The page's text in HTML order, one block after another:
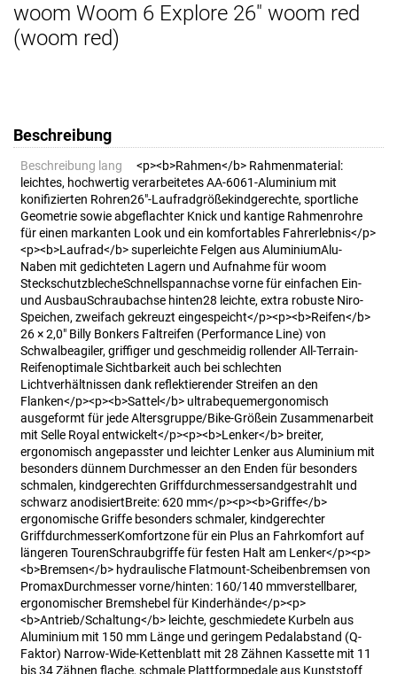
woom Woom 6 Explore 26" woom red
(woom red)
Beschreibung
Beschreibung lang
<p><b>Rahmen</b> Rahmenmaterial:
leichtes, hochwertig verarbeitetes AA-6061-Aluminium mit
konifizierten Rohren26"-Laufradgrößekindgerechte, sportliche
Geometrie sowie abgeflachter Knick und kantige Rahmenrohre
für einen markanten Look und ein komfortables Fahrerlebnis</p>
<p><b>Laufrad</b> superleichte Felgen aus AluminiumAlu-
Naben mit gedichteten Lagern und Aufnahme für woom
SteckschutzblecheSchnellspannachse vorne für einfachen Ein-
und AusbauSchraubachse hinten28 leichte, extra robuste Niro-
Speichen, zweifach gekreuzt eingespeicht</p><p><b>Reifen</b>
26 × 2,0" Billy Bonkers Faltreifen (Performance Line) von
Schwalbeagiler, griffiger und geschmeidig rollender All-Terrain-
Reifenoptimale Sichtbarkeit auch bei schlechten
Lichtverhältnissen dank reflektierender Streifen an den
Flanken</p><p><b>Sattel</b> ultrabequemergonomisch
ausgeformt für jede Altersgruppe/Bike-Größein Zusammenarbeit
mit Selle Royal entwickelt</p><p><b>Lenker</b> breiter,
ergonomisch angepasster und leichter Lenker aus Aluminium mit
besonders dünnem Durchmesser an den Enden für besonders
schmalen, kindgerechten Griffdurchmessersandgestrahlt und
schwarz anodisiertBreite: 620 mm</p><p><b>Griffe</b>
ergonomische Griffe besonders schmaler, kindgerechter
GriffdurchmesserKomfortzone für ein Plus an Fahrkomfort auf
längeren TourenSchraubgriffe für festen Halt am Lenker</p><p>
<b>Bremsen</b> hydraulische Flatmount-Scheibenbremsen von
PromaxDurchmesser vorne/hinten: 160/140 mmverstellbarer,
ergonomischer Bremshebel für Kinderhände</p><p>
<b>Antrieb/Schaltung</b> leichte, geschmiedete Kurbeln aus
Aluminium mit 150 mm Länge und geringem Pedalabstand (Q-
Faktor) Narrow-Wide-Kettenblatt mit 28 Zähnen Kassette mit 11